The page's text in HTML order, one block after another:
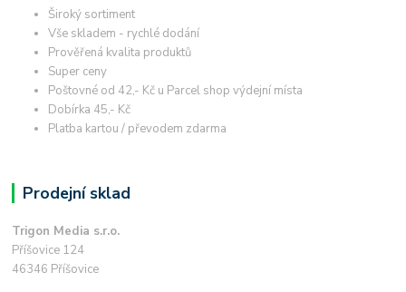
Široký sortiment
Vše skladem - rychlé dodání
Prověřená kvalita produktů
Super ceny
Poštovné od 42,- Kč u Parcel shop výdejní místa
Dobírka 45,- Kč
Platba kartou / převodem zdarma
Prodejní sklad
Trigon Media s.r.o.
Příšovice 124
46346 Příšovice